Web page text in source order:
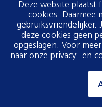
Deze website plaatst
cookies. Daarmee
gebruiksvriendelijker.
deze cookies geen
opgeslagen. Voor
naar onze privacy- en